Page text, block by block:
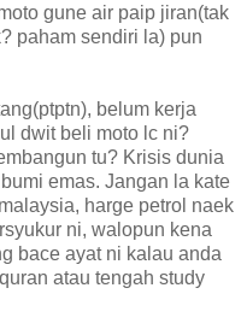
gune air paip jiran(tak
paham sendiri la) pun
belum kerja
dwit beli moto lc ni?
tu? Krisis dunia
emas. Jangan la kate
harge petrol naek
ni, walopun kena
bace ayat ni kalau anda
atau tengah study